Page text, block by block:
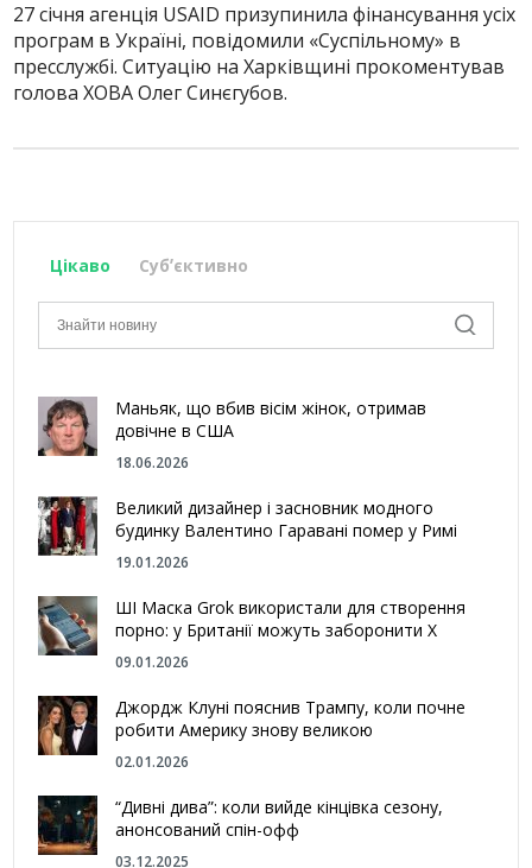
27 січня агенція USAID призупинила фінансування усіх
програм в Україні, повідомили «Суспільному» в
пресслужбі. Ситуацію на Харківщині прокоментував
голова ХОВА Олег Синєгубов.
Цікаво Субʼєктивно
Маньяк, що вбив вісім жінок, отримав
довічне в США
18.06.2026
Великий дизайнер і засновник модного
будинку Валентино Гаравані помер у Римі
19.01.2026
ШІ Маска Grok використали для створення
порно: у Британії можуть заборонити Х
09.01.2026
Джордж Клуні пояснив Трампу, коли почне
робити Америку знову великою
02.01.2026
“Дивні дива”: коли вийде кінцівка сезону,
анонсований спін-офф
03.12.2025